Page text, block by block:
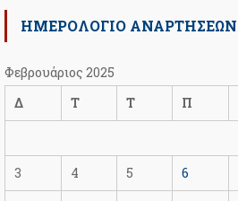
ΗΜΕΡΟΛΟΓΙΟ ΑΝΑΡΤΗΣΕΩΝ
Φεβρουάριος 2025
Δ
Τ Τ Π
3 4 5 6